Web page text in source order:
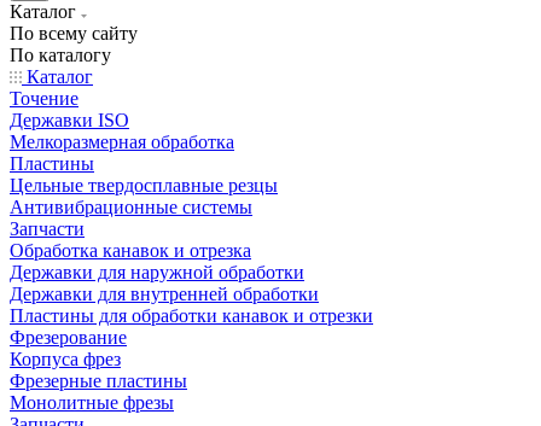
Каталог
По всему сайту
По каталогу
Каталог
Точение
Державки ISO
Мелкоразмерная обработка
Пластины
Цельные твердосплавные резцы
Антивибрационные системы
Запчасти
Обработка канавок и отрезка
Державки для наружной обработки
Державки для внутренней обработки
Пластины для обработки канавок и отрезки
Фрезерование
Корпуса фрез
Фрезерные пластины
Монолитные фрезы